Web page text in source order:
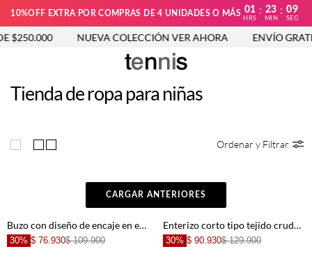
10%OFF EXTRA POR COMPRAS DE 4 UNIDADES O MÁS 01
HRS
: 23
MIN
: 08
SEG
NUEVA COLECCIÓN VER AHORA ENVÍO GRATIS
Tienda de ropa para niñas
Ordenar y Filtrar
CARGAR ANTERIORES
Buzo con diseño de encaje en espalda para niña
30% $ 76.930$ 109.900
Enterizo corto tipo tejido crudo para niña
30% $ 90.930$ 129.900